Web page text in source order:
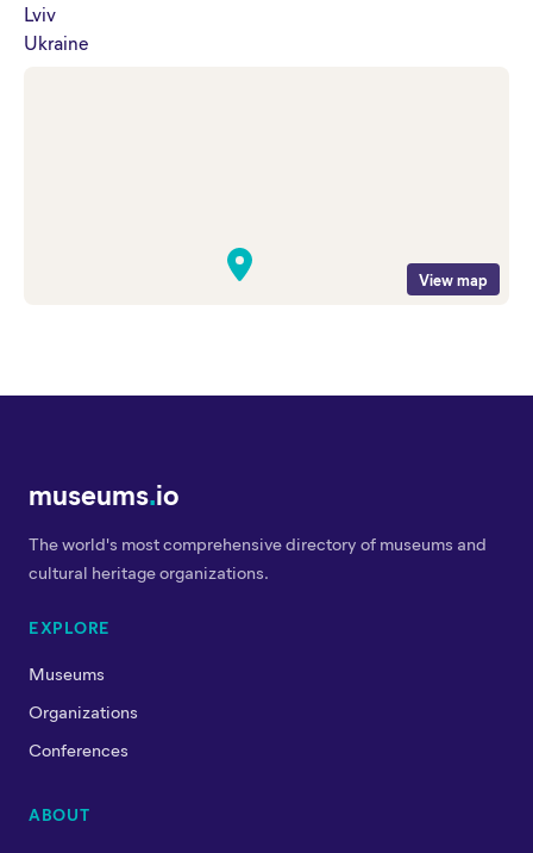
Lviv
Ukraine
View map
museums.io
The world's most comprehensive directory of museums and
cultural heritage organizations.
EXPLORE
Museums
Organizations
Conferences
ABOUT